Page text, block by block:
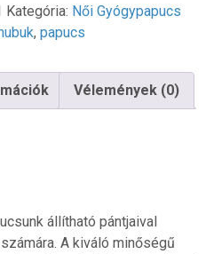
Kategória: Női Gyógypapucs
,papucs
Vélemények (0)
állítható pántjaival
A kiváló minőségű